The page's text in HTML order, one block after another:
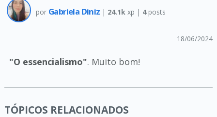
por Gabriela Diniz | 24.1k xp | 4posts
18/06/2024
"O essencialismo". Muito bom!
TÓPICOS RELACIONADOS